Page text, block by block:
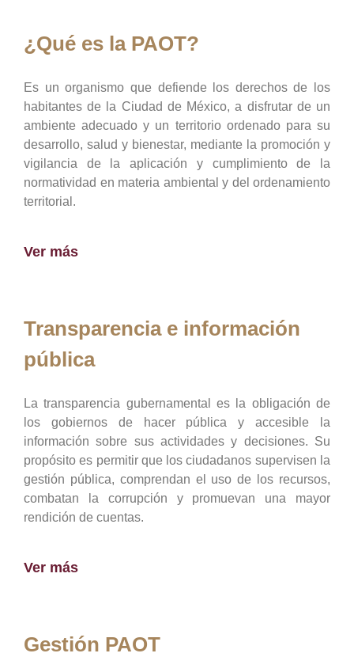
¿Qué es la PAOT?
Es un organismo que defiende los derechos de los
habitantes de la Ciudad de México, a disfrutar de un
ambiente adecuado y un territorio ordenado para su
desarrollo, salud y bienestar, mediante la promoción y
vigilancia de la aplicación y cumplimiento de la
normatividad en materia ambiental y del ordenamiento
territorial.
Ver más
Transparencia e información
pública
La transparencia gubernamental es la obligación de
los gobiernos de hacer pública y accesible la
información sobre sus actividades y decisiones. Su
propósito es permitir que los ciudadanos supervisen la
gestión pública, comprendan el uso de los recursos,
combatan la corrupción y promuevan una mayor
rendición de cuentas.
Ver más
Gestión PAOT